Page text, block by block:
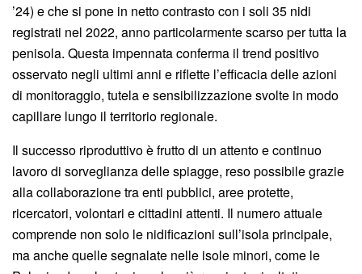
’24) e che si pone in netto contrasto con i soli 35 nidi
registrati nel 2022, anno particolarmente scarso per tutta la
penisola. Questa impennata conferma il trend positivo
osservato negli ultimi anni e riflette l’efficacia delle azioni
di monitoraggio, tutela e sensibilizzazione svolte in modo
capillare lungo il territorio regionale.
Il successo riproduttivo è frutto di un attento e continuo
lavoro di sorveglianza delle spiagge, reso possibile grazie
alla collaborazione tra enti pubblici, aree protette,
ricercatori, volontari e cittadini attenti. Il numero attuale
comprende non solo le nidificazioni sull’isola principale,
ma anche quelle segnalate nelle isole minori, come le